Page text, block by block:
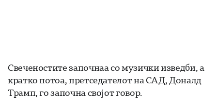
Свеченостите започнаа со музички изведби, а
кратко потоа, претседателот на САД, Доналд
Трамп, го започна својот говор.